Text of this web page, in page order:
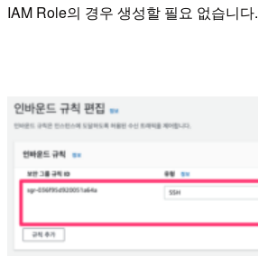
IAM Role의 경우 생성할 필요 없습니다.